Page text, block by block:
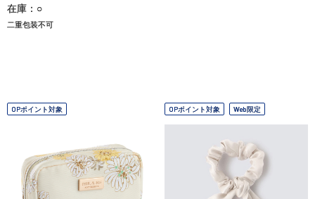
在庫：○
二重包装不可
OPポイント対象 OPポイント対象 Web限定